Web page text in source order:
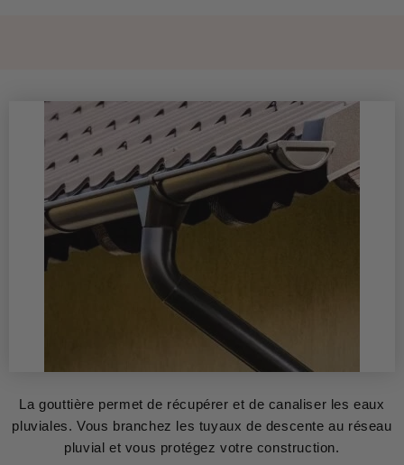
La gouttière permet de récupérer et de canaliser les eaux
pluviales. Vous branchez les tuyaux de descente au réseau
pluvial et vous protégez votre construction.